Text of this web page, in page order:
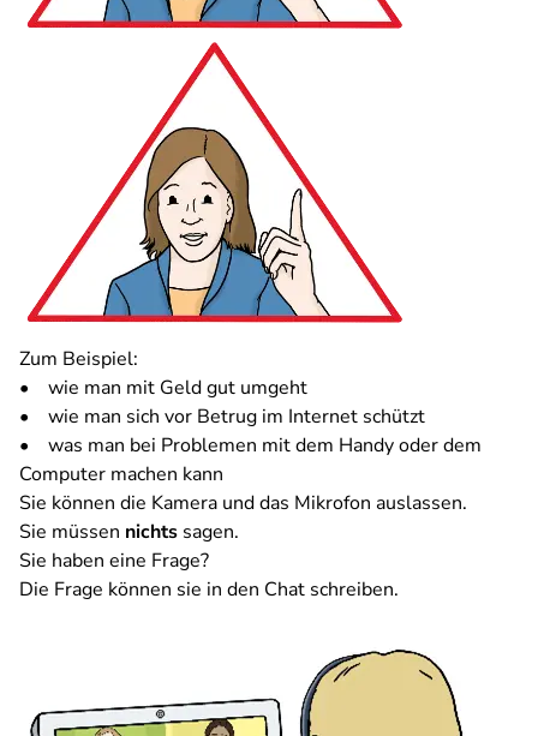
Zum Beispiel:
• wie man mit Geld gut umgeht
• wie man sich vor Betrug im Internet schützt
• was man bei Problemen mit dem Handy oder dem
Computer machen kann
Sie können die Kamera und das Mikrofon auslassen.
Sie müssen nichts sagen.
Sie haben eine Frage?
Die Frage können sie in den Chat schreiben.